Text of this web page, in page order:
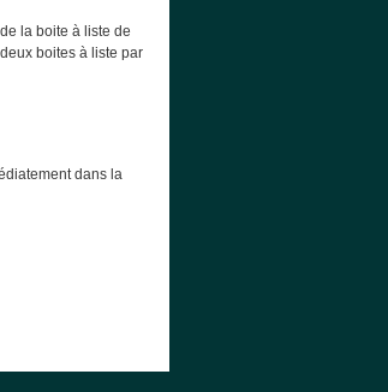
la boite à liste de
boites à liste par
dans la